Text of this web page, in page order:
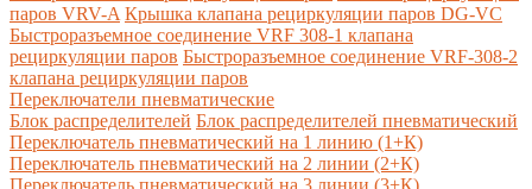
паров VRV-A Крышка клапана рециркуляции паров DG-VC
Быстроразъемное соединение VRF 308-1 клапана
рециркуляции паров Быстроразъемное соединение VRF-308-2
клапана рециркуляции паров
Переключатели пневматические
Блок распределителей Блок распределителей пневматический
Переключатель пневматический на 1 линию (1+К)
Переключатель пневматический на 2 линии (2+К)
Переключатель пневматический на 3 линии (3+К)